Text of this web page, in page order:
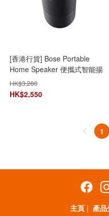
[香港行貨] Bose Portable
Home Speaker 便攜式智能揚
聲器 [2色]
HK$3,280
HK$2,550
1
主頁 | 產品